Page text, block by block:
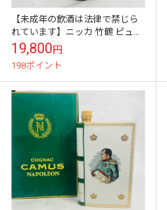
【未成年の飲酒は法律で禁じら
れています】ニッカ 竹鶴 ピュア
モルト 700ml ニッカウヰスキ
ー ノーエイジ
19,800円
198ポイント